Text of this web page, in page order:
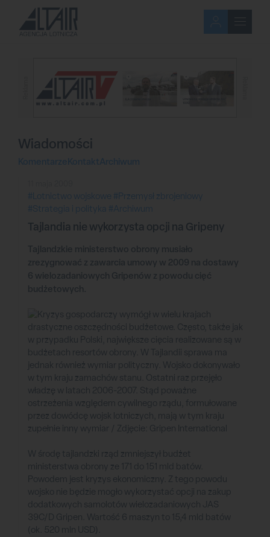
Wiadomości
KomentarzeKontaktArchiwum
#Lotnictwo wojskowe #Przemysł zbrojeniowy
#Strategia i polityka
#Archiwum
Tajlandia nie wykorzysta opcji na Gripeny
Tajlandzkie ministerstwo obrony musiało
zrezygnować z zawarcia umowy w 2009 na dostawy
6 wielozadaniowych Gripenów z powodu cięć
budżetowych.
W środę tajlandzki rząd zmniejszył budżet
ministerstwa obrony ze 171 do 151 mld batów.
Powodem jest kryzys ekonomiczny. Z tego powodu
wojsko nie będzie mogło wykorzystać opcji na zakup
dodatkowych samolotów wielozadaniowych JAS
39C/D Gripen. Wartość 6 maszyn to 15,4 mld batów
(ok. 520 mln USD).